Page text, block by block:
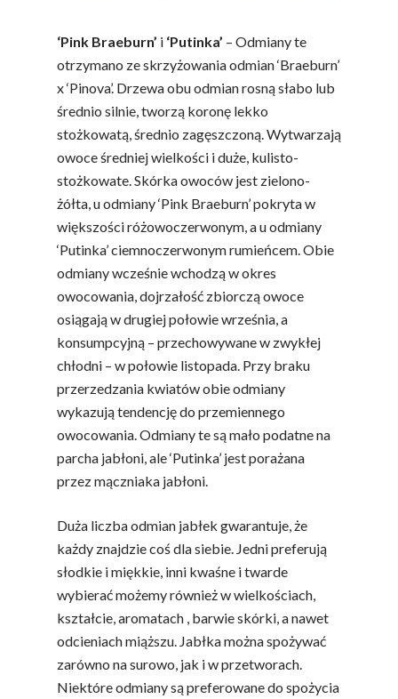
‘Pink Braeburn’ i ‘Putinka’ – Odmiany te
otrzymano ze skrzyżowania odmian ‘Braeburn’
x ‘Pinova’. Drzewa obu odmian rosną słabo lub
średnio silnie, tworzą koronę lekko
stożkowatą, średnio zagęszczoną. Wytwarzają
owoce średniej wielkości i duże, kulisto-
stożkowate. Skórka owoców jest zielono-
żółta, u odmiany ‘Pink Braeburn’ pokryta w
większości różowoczerwonym, a u odmiany
‘Putinka’ ciemnoczerwonym rumieńcem. Obie
odmiany wcześnie wchodzą w okres
owocowania, dojrzałość zbiorczą owoce
osiągają w drugiej połowie września, a
konsumpcyjną – przechowywane w zwykłej
chłodni – w połowie listopada. Przy braku
przerzedzania kwiatów obie odmiany
wykazują tendencję do przemiennego
owocowania. Odmiany te są mało podatne na
parcha jabłoni, ale ‘Putinka’ jest porażana
przez mączniaka jabłoni.
Duża liczba odmian jabłek gwarantuje, że
każdy znajdzie coś dla siebie. Jedni preferują
słodkie i miękkie, inni kwaśne i twarde
wybierać możemy również w wielkościach,
kształcie, aromatach , barwie skórki, a nawet
odcieniach miąższu. Jabłka można spożywać
zarówno na surowo, jak i w przetworach.
Niektóre odmiany są preferowane do spożycia
Owoców
Federacja
Związków
Rolnych – Ziemniaki
Jedz Owoce I
Nich Największa
Skrywa!
Festiwal Młody
Ziemniak
Jemy Eko Warzywa I
Owoce
Polskie Forum
Ekologicznej
Chrup Owoce, Jedz
Warzywa – To Na
Warzywa I Owoce
Super Moce
Good Move
Związek Zawodowy
Rolników Ojczyzna
Branża